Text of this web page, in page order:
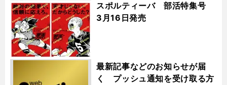
スポルティーバ 部活特集号
3月16日発売
最新記事などのお知らせが届
く プッシュ通知を受け取る方